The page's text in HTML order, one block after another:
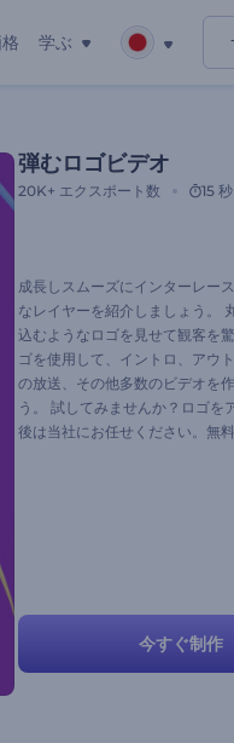
学ぶ
弾むロゴビデオ
20K+ エクスポート数 15 秒
成長しスムーズにインターレー
なレイヤーを紹介しましょう。
込むようなロゴを見せて観客を
ゴを使用して、イントロ、アウ
の放送、その他多数のビデオを
う。 試してみませんか？ロゴを
後は当社にお任せください。無料
今すぐ制作